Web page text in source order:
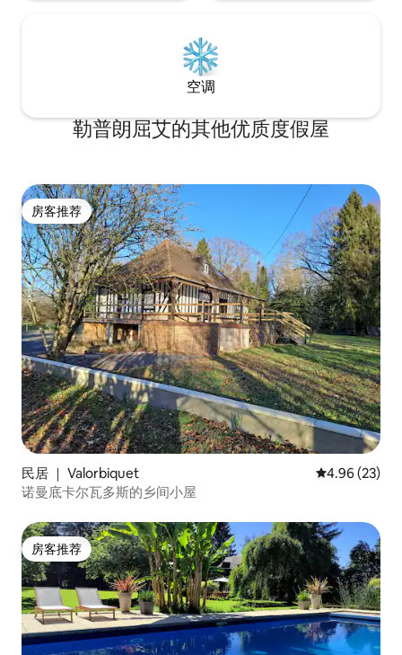
空调
勒普朗屈艾的其他优质度假屋
房客推荐
房客推荐
民居 ｜ Valorbiquet 平均评分
4.96 (23)
诺曼底卡尔瓦多斯的乡间小屋
房客推荐
房客推荐